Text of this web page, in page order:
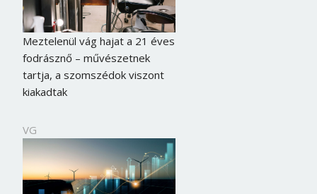
Meztelenül vág hajat a 21 éves
fodrásznő – művészetnek
tartja, a szomszédok viszont
kiakadtak
VG